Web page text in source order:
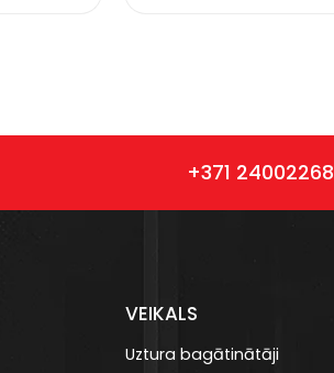
+371 24002268
VEIKALS
Uztura bagātinātāji